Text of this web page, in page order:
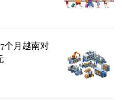
个月越南对